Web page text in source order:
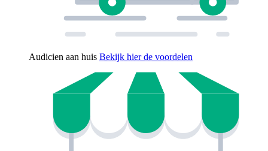
Audicien aan huis Bekijk hier de voordelen